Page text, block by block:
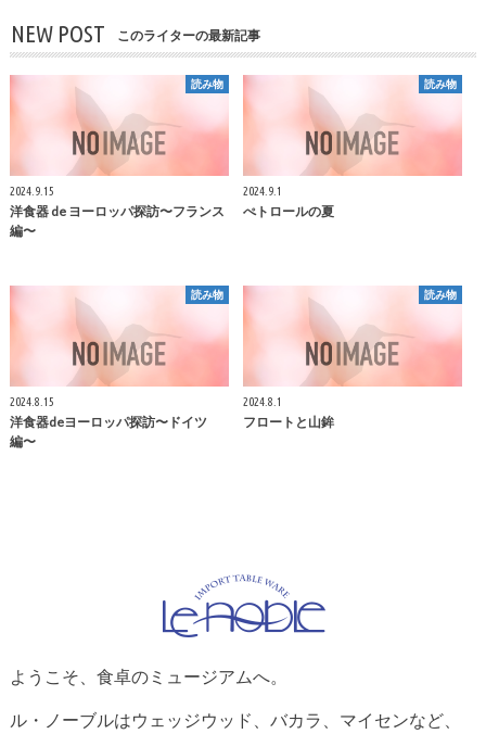
NEW POST このライターの最新記事
読み物
2024.9.15
洋食器 de ヨーロッパ探訪〜フランス
編〜
読み物
2024.9.1
ぺトロールの夏
読み物
2024.8.15
洋食器deヨーロッパ探訪〜ドイツ
編〜
読み物
2024.8.1
フロートと山鉾
ようこそ、食卓のミュージアムへ。
ル・ノーブルはウェッジウッド、バカラ、マイセンなど、